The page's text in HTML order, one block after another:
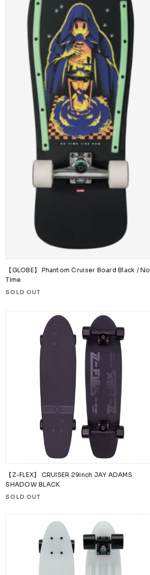
【GLOBE】 Phantom Cruiser Board Black / No
Time
SOLD OUT
【Z-FLEX】 CRUISER 29inch JAY ADAMS
SHADOW BLACK
SOLD OUT